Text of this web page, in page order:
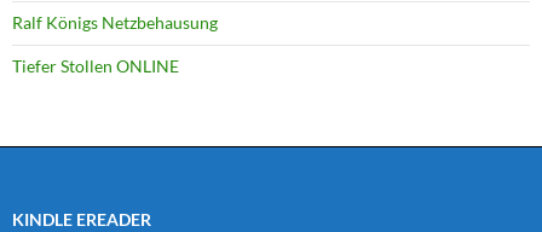
Ralf Königs Netzbehausung
Tiefer Stollen ONLINE
KINDLE EREADER